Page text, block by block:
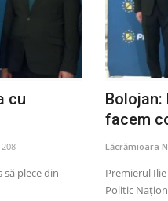
cu
plece din
Bolojan:
facem
Lăcrămioara
Premierul
Politic
doilea